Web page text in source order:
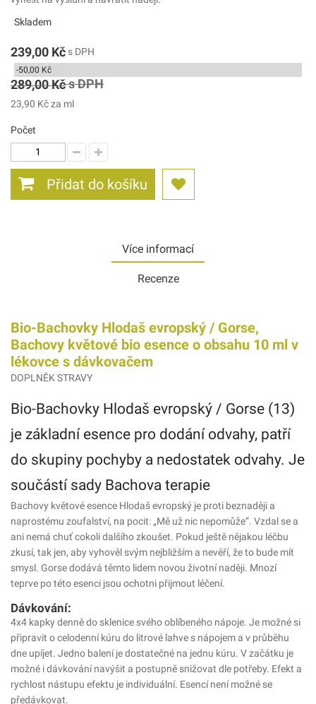
Skladem
239,00 Kč s DPH
-50,00 Kč
289,00 Kčs DPH
23,90 Kčza ml
Počet
Přidat do košíku
Více informací
Recenze
Bio-Bachovky Hlodaš evropský / Gorse,
Bachovy květové bio esence o obsahu 10 ml v
lékovce s dávkovačem
DOPLNĚK STRAVY
Bio-Bachovky Hlodaš evropský / Gorse (13)
je základní esence pro dodání odvahy, patří
do skupiny pochyby a nedostatek odvahy. Je
součástí sady Bachova terapie
Bachovy květové esence Hlodaš evropský je proti beznaději a
naprostému zoufalství, na pocit: „Mě už nic nepomůže“. Vzdal se a
ani nemá chuť cokoli dalšího zkoušet. Pokud ještě nějakou léčbu
zkusí, tak jen, aby vyhověl svým nejbližším a nevěří, že to bude mít
smysl. Gorse dodává těmto lidem novou životní naději. Mnozí
teprve po této esenci jsou ochotni přijmout léčení.
Dávkování:
4x4 kapky denně do sklenice svého oblíbeného nápoje. Je možné si
připravit o celodenní kúru do litrové lahve s nápojem a v průběhu
dne upíjet. Jedno balení je dostatečné na jednu kúru. V začátku je
možné i dávkování navýšit a postupně snižovat dle potřeby. Efekt a
rychlost nástupu efektu je individuální. Esencí není možné se
předávkovat.